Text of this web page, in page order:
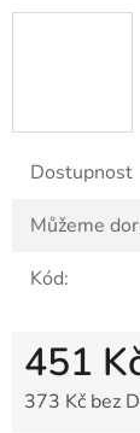
Dostupnost
Můžeme
Kód:
451
373 Kč bez